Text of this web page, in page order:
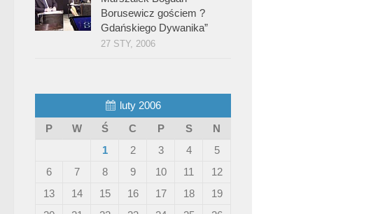
Borusewicz gościem ?
Gdańskiego Dywanika”
27 STY, 2006
luty 2006
P
W Ś C P S
N
1
2 3 4
5
6
7 8 9 10 11
12
13
14 15 16 17 18
19